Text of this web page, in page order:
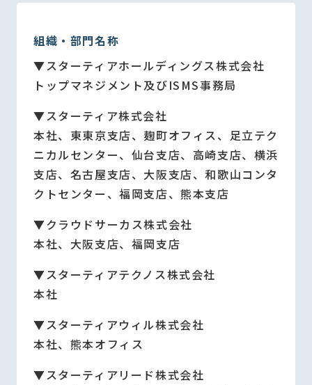
組織・ 部門名称
▼スターティアホールディングス株式会社
トップマネジメント及びISMS事務局
▼スターティア株式会社
本社、東東京支店、麹町オフィス、足立テク
ニカルセンター、仙台支店、高崎支店、横浜
支店、名古屋支店、大阪支店、和歌山コンタ
クトセンター、福岡支店、熊本支店
▼クラウドサーカス株式会社
本社、大阪支店、福岡支店
▼スターティアテクノス株式会社
本社
▼スターティアウィル株式会社
本社、熊本オフィス
▼スターティアリード株式会社